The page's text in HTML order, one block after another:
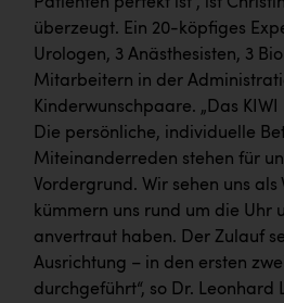
überzeugt. Ein 20-köpfiges
Urologen, 3 Anästhesisten, 3
Mitarbeitern in der
Kinderwunschpaare. „Das
Die persönliche, individuelle
Miteinanderreden stehen für
Vordergrund. Wir sehen uns
kümmern uns rund um die Uhr
anvertraut haben. Der Zulauf
Ausrichtung – in den ersten
durchgeführt“, so Dr. Leonhard